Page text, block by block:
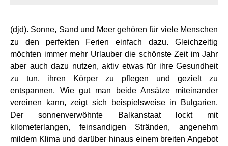
(djd). Sonne, Sand und Meer gehören für viele Menschen
zu den perfekten Ferien einfach dazu. Gleichzeitig
möchten immer mehr Urlauber die schönste Zeit im Jahr
aber auch dazu nutzen, aktiv etwas für ihre Gesundheit
zu tun, ihren Körper zu pflegen und gezielt zu
entspannen. Wie gut man beide Ansätze miteinander
vereinen kann, zeigt sich beispielsweise in Bulgarien.
Der sonnenverwöhnte Balkanstaat lockt mit
kilometerlangen, feinsandigen Stränden, angenehm
mildem Klima und darüber hinaus einem breiten Angebot